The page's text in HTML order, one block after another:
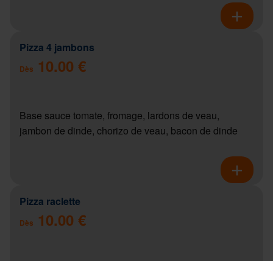
Pizza 4 jambons
Dès 10.00 €
Base sauce tomate, fromage, lardons de veau,
jambon de dinde, chorizo de veau, bacon de dinde
Pizza raclette
Dès 10.00 €